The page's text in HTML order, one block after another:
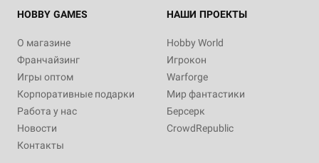
HOBBY GAMES
О магазине
Франчайзинг
Игры оптом
Корпоративные подарки
Работа у нас
Новости
Контакты
НАШИ ПРОЕКТЫ
Hobby World
Игрокон
Warforge
Мир фантастики
Берсерк
CrowdRepublic